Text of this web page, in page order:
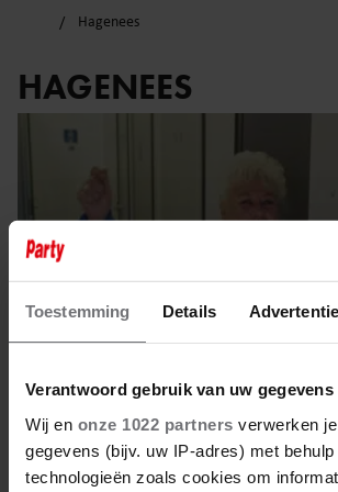
Toestemming Details
Verantwoord gebruik van uw gegevens
Wij en onze 1022 partners verwerken
gegevens (bijv. uw IP-adres) met behulp
technologieën zoals cookies om
Hagenees
HAGENEES
10 januari 2026